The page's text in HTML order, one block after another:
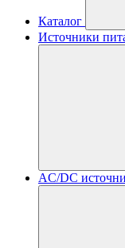
Каталог
Источники
AC/DC